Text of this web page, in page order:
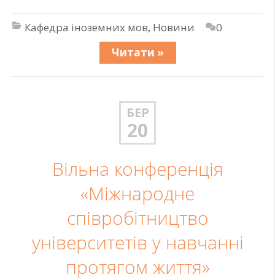
Кафедра іноземних мов, Новини
0
Читати »
БЕР
20
Вільна конференція
«Міжнародне
співробітництво
університетів у навчанні
протягом життя»